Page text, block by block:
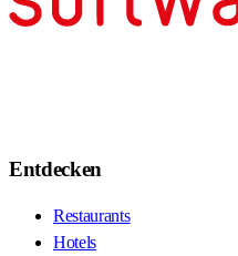
Entdecken
Restaurants
Hotels